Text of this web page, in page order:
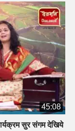
45:08
सुर संगम देखिये